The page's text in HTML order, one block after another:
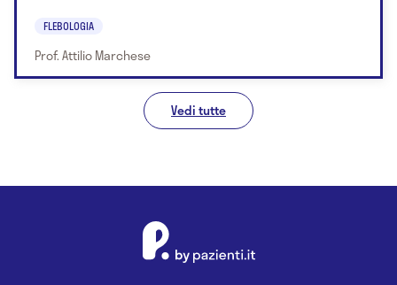
FLEBOLOGIA
Prof. Attilio Marchese
Vedi tutte